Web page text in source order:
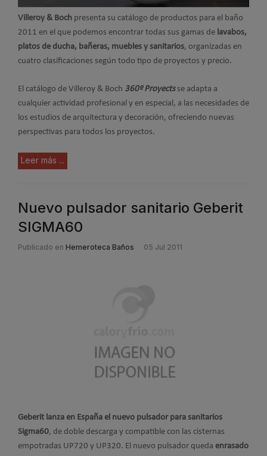
Villeroy & Boch presenta su catálogo de productos para el baño
2011 en el que podemos encontrar todas sus gamas de lavabos,
platos de ducha, bañeras, muebles y sanitarios, organizadas en
cuatro clasificaciones según todo tipo de proyectos y precio.
El catálogo de Villeroy & Boch 360º Proyectsse adapta a
cualquier actividad profesional y en especial, a las necesidades de
los estudios de arquitectura y decoración, ofreciendo nuevas
perspectivas para todos los proyectos.
Leer más ...
Nuevo pulsador sanitario Geberit
SIGMA60
Publicado en Hemeroteca Baños 05 Jul 2011
Geberit lanza en España el nuevo pulsador para sanitarios
Sigma60, de doble descarga y compatible con las cisternas
empotradas UP720 y UP320. El nuevo pulsador queda enrasado